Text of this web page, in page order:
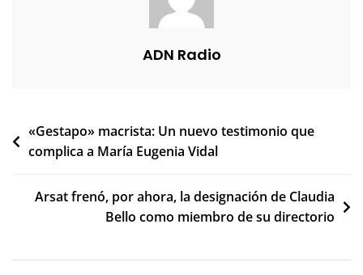
ADN Radio
Navegación
de
«Gestapo» macrista: Un nuevo testimonio que
complica a María Eugenia Vidal
Arsat frenó, por ahora, la designación de Claudia
Bello como miembro de su directorio